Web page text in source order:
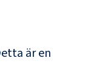
är en